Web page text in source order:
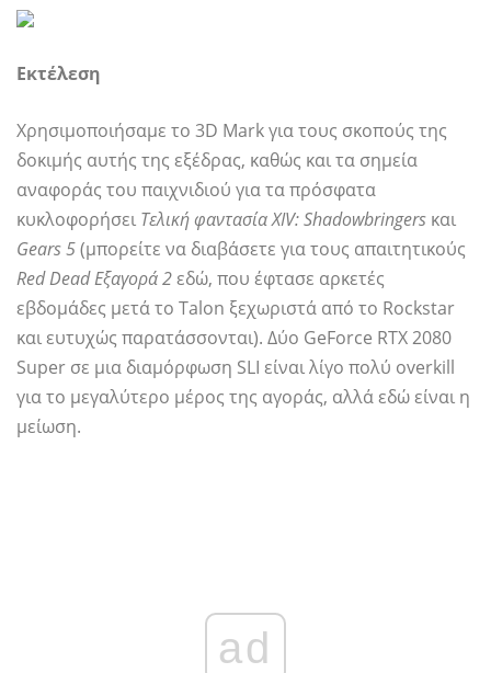
Εκτέλεση
Χρησιμοποιήσαμε το 3D Mark για τους σκοπούς της
δοκιμής αυτής της εξέδρας, καθώς και τα σημεία
αναφοράς του παιχνιδιού για τα πρόσφατα
κυκλοφορήσει Τελική φαντασία XIV: Shadowbringers και
Gears 5(μπορείτε να διαβάσετε για τους απαιτητικούς
Red Dead Εξαγορά 2εδώ, που έφτασε αρκετές
εβδομάδες μετά το Talon ξεχωριστά από το Rockstar
και ευτυχώς παρατάσσονται). Δύο GeForce RTX 2080
Super σε μια διαμόρφωση SLI είναι λίγο πολύ overkill
για το μεγαλύτερο μέρος της αγοράς, αλλά εδώ είναι η
μείωση.
ad